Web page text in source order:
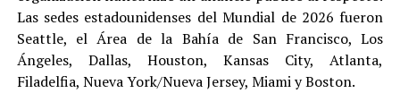
Las sedes estadounidenses del Mundial de 2026 fueron
Seattle, el Área de la Bahía de San Francisco, Los
Ángeles, Dallas, Houston, Kansas City, Atlanta,
Filadelfia, Nueva York/Nueva Jersey, Miami y Boston.